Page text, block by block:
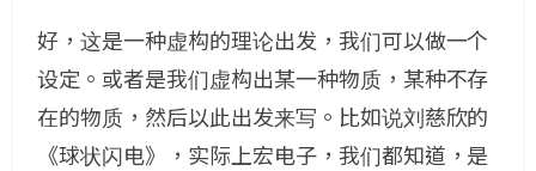
好，这是一种虚构的理论出发，我们可以做一个
设定。或者是我们虚构出某一种物质，某种不存
在的物质，然后以此出发来写。比如说刘慈欣的
《球状闪电》，实际上宏电子，我们都知道，是